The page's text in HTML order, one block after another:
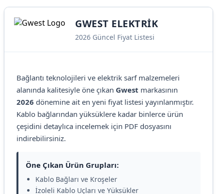
GWEST ELEKTRIK
2026 Güncel Fiyat Listesi
Bağlantı teknolojileri ve elektrik sarf malzemeleri
alanında kalitesiyle öne çıkan Gwest markasının
2026 dönemine ait en yeni fiyat listesi yayınlanmıştır.
Kablo bağlarından yüksüklere kadar binlerce ürün
çeşidini detaylıca incelemek için PDF dosyasını
indirebilirsiniz.
Öne Çıkan Ürün Grupları:
Kablo Bağları ve Kroşeler
İzoleli Kablo Uçları ve Yüksükler